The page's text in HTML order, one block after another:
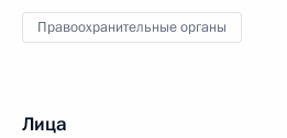
Правоохранительные органы
Лица